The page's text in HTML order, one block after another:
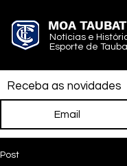
MOA
Notícias e
Esporte de
Receba as novidades
Post